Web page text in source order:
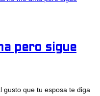
pero sigue
gusto que tu esposa te diga